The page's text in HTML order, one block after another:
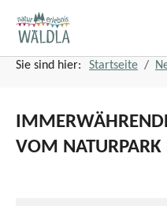
Sie sind hier: Startseite
VOM NATURPARK